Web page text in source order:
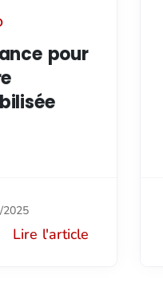
pour
2025
Lire l'article